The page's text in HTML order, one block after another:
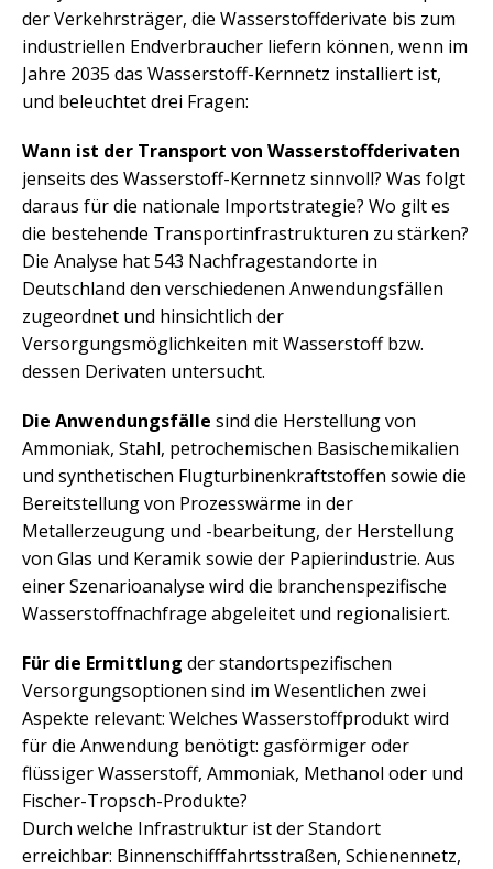
der Verkehrsträger, die Wasserstoffderivate bis zum
industriellen Endverbraucher liefern können, wenn im
Jahre 2035 das Wasserstoff-Kernnetz installiert ist,
und beleuchtet drei Fragen:
Wann ist der Transport von Wasserstoffderivaten
jenseits des Wasserstoff-Kernnetz sinnvoll? Was folgt
daraus für die nationale Importstrategie? Wo gilt es
die bestehende Transportinfrastrukturen zu stärken?
Die Analyse hat 543 Nachfragestandorte in
Deutschland den verschiedenen Anwendungsfällen
zugeordnet und hinsichtlich der
Versorgungsmöglichkeiten mit Wasserstoff bzw.
dessen Derivaten untersucht.
Die Anwendungsfälle sind die Herstellung von
Ammoniak, Stahl, petrochemischen Basischemikalien
und synthetischen Flugturbinenkraftstoffen sowie die
Bereitstellung von Prozesswärme in der
Metallerzeugung und -bearbeitung, der Herstellung
von Glas und Keramik sowie der Papierindustrie. Aus
einer Szenarioanalyse wird die branchenspezifische
Wasserstoffnachfrage abgeleitet und regionalisiert.
Für die Ermittlung der standortspezifischen
Versorgungsoptionen sind im Wesentlichen zwei
Aspekte relevant: Welches Wasserstoffprodukt wird
für die Anwendung benötigt: gasförmiger oder
flüssiger Wasserstoff, Ammoniak, Methanol oder und
Fischer-Tropsch-Produkte?
Durch welche Infrastruktur ist der Standort
erreichbar: Binnenschifffahrtsstraßen, Schienennetz,